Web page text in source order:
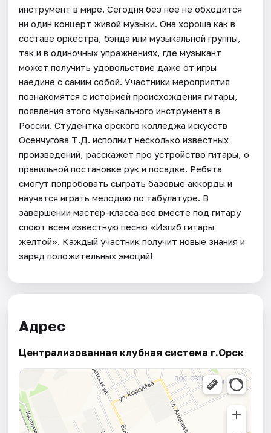
инструмент в мире. Сегодня без нее не обходится
ни один концерт живой музыки. Она хороша как в
составе оркестра, бэнда или музыкальной группы,
так и в одиночных упражнениях, где музыкант
может получить удовольствие даже от игры
наедине с самим собой. Участники мероприятия
познакомятся с историей происхождения гитары,
появления этого музыкального инструмента в
России. Студентка орского колледжа искусств
Осенчугова Т.Д. исполнит несколько известных
произведений, расскажет про устройство гитары, о
правильной постановке рук и посадке. Ребята
смогут попробовать сыграть базовые аккорды и
научатся играть мелодию по табулатуре. В
завершении мастер-класса все вместе под гитару
споют всем известную песню «Изгиб гитары
желтой». Каждый участник получит новые знания и
заряд положительных эмоций!
Адрес
Централизованная клубная система г.Орск